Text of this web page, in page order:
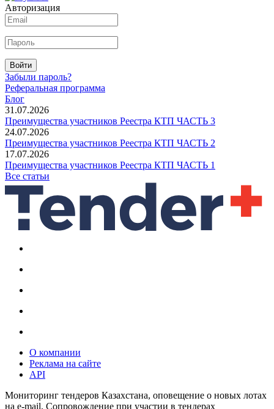
Авторизация
Войти
Забыли пароль?
Реферальная программа
Блог
31.07.2026
Преимущества участников Реестра КТП ЧАСТЬ 3
24.07.2026
Преимущества участников Реестра КТП ЧАСТЬ 2
17.07.2026
Преимущества участников Реестра КТП ЧАСТЬ 1
Все статьи
О компании
Реклама на сайте
API
Мониторинг тендеров Казахстана, оповещение о новых лотах
на e-mail. Сопровождение при участии в тендерах